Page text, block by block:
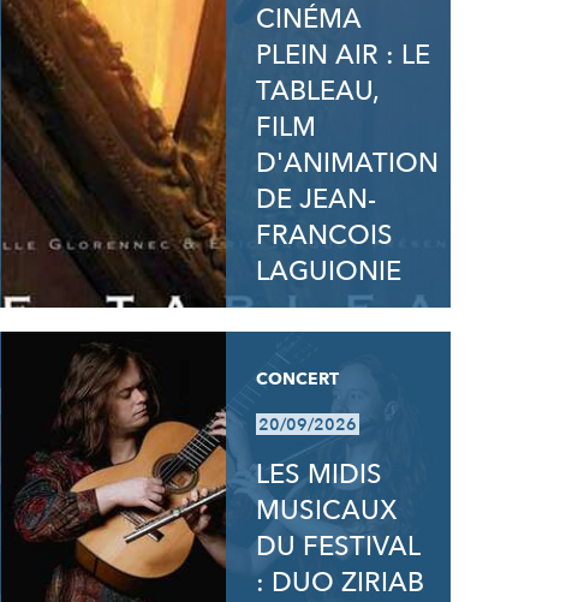
CINÉMA
PLEIN AIR : LE
TABLEAU,
FILM
D'ANIMATION
DE JEAN-
FRANCOIS
LAGUIONIE
CONCERT
20/09/2026
LES MIDIS
MUSICAUX
DU FESTIVAL
: DUO ZIRIAB